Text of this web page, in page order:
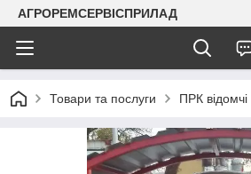
АГРОРЕМСЕРВІСПРИЛАД
Товари та послуги ПРК відомчі